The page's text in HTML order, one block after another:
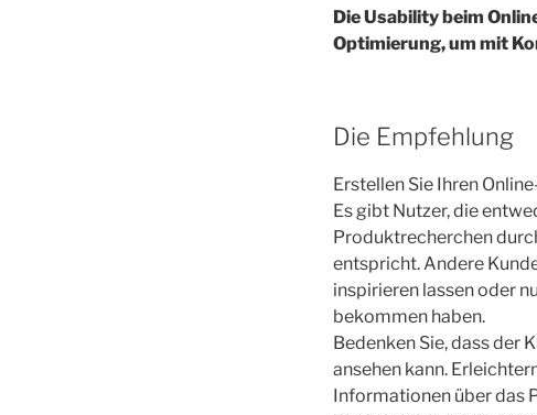
Die Usability beim
Optimierung, um mit
Die Empfehlung
Erstellen Sie Ihren
Es gibt Nutzer, die
Produktrecherchen
entspricht. Andere
inspirieren lassen oder
bekommen haben.
Bedenken Sie, dass der
ansehen kann.
Informationen über das